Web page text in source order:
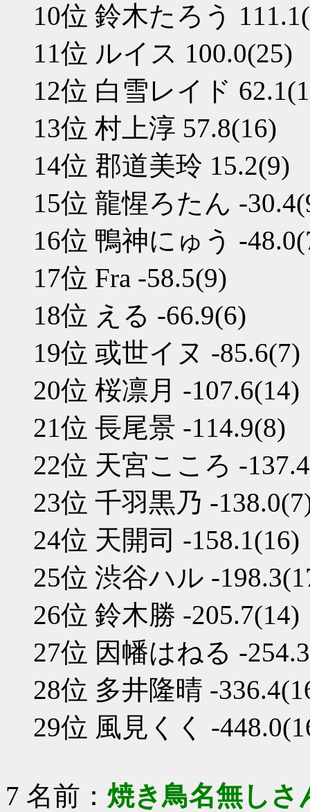
10位 鈴木たろう
11位 ルイス 100.0(25)
12位 白雪レイド
13位 村上淳 57.8(16)
14位 郡道美玲 15.2(9)
15位 龍惺ろたん -
16位 鴨神にゅう -
17位 Fra -58.5(9)
18位 える -66.9(6)
19位 或世イヌ -85.6(7)
20位 桜凛月 -107.6(14)
21位 長尾景 -114.9(8)
22位 天宮こころ -
23位 千羽黒乃 -
24位 天開司 -158.1(16)
25位 渋谷ハル -
26位 鈴木勝 -205.7(14)
27位 因幡はねる -
28位 多井隆晴 -
29位 風見くく -
7 名前： 焼き鳥名無しさ